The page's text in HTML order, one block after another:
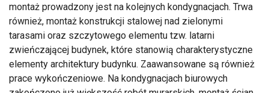
montaż prowadzony jest na kolejnych kondygnacjach. Trwa
również, montaż konstrukcji stalowej nad zielonymi
tarasami oraz szczytowego elementu tzw. latarni
zwieńczającej budynek, które stanowią charakterystyczne
elementy architektury budynku. Zaawansowane są również
prace wykończeniowe. Na kondygnacjach biurowych